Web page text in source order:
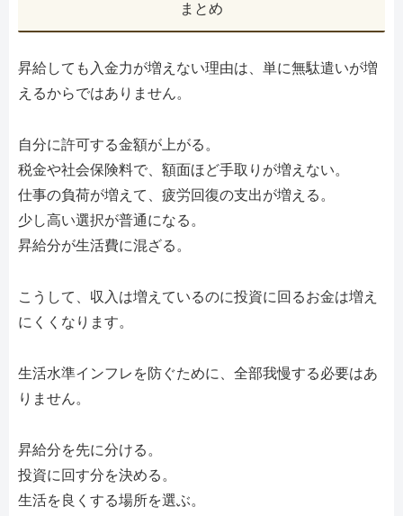
まとめ
昇給しても入金力が増えない理由は、単に無駄遣いが増
えるからではありません。
自分に許可する金額が上がる。
税金や社会保険料で、額面ほど手取りが増えない。
仕事の負荷が増えて、疲労回復の支出が増える。
少し高い選択が普通になる。
昇給分が生活費に混ざる。
こうして、収入は増えているのに投資に回るお金は増え
にくくなります。
生活水準インフレを防ぐために、全部我慢する必要はあ
りません。
昇給分を先に分ける。
投資に回す分を決める。
生活を良くする場所を選ぶ。